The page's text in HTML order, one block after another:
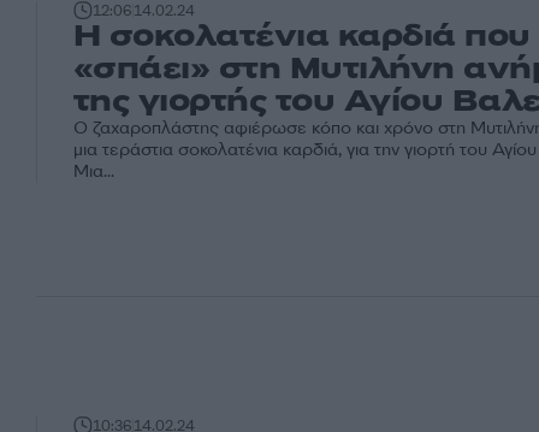
12:0614.02.24
Η σοκολατένια καρδιά που
«σπάει» στη Μυτιλήνη
της γιορτής του Αγίου
Ο ζαχαροπλάστης αφιέρωσε κόπο και χρόνο στη Μυτιλήνη
μια τεράστια σοκολατένια καρδιά, για την γιορτή του
Μια...
10:3614.02.24